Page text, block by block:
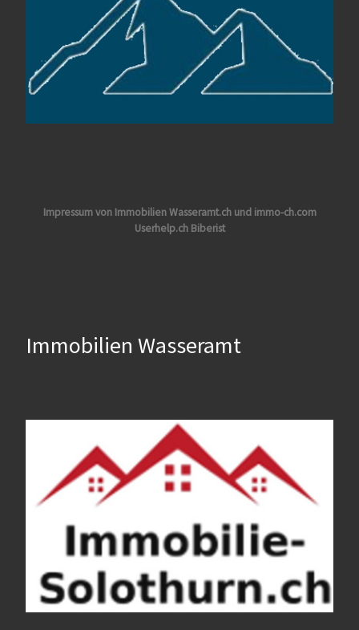
Impressum von Immobilien Wasseramt.ch und immo-ch.com
Userhelp.ch Biberist
Immobilien Wasseramt